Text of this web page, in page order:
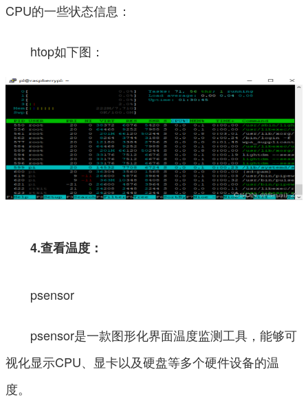
CPU的一些状态信息：
htop如下图：
4.查看温度：
psensor
psensor是一款图形化界面温度监测工具，能够可
视化显示CPU、显卡以及硬盘等多个硬件设备的温
度。